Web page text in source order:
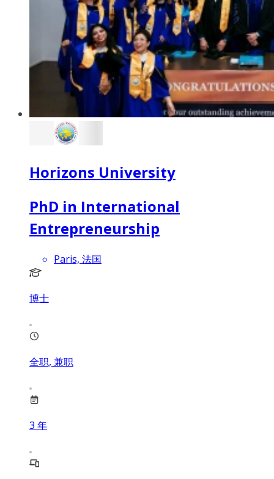
Horizons University
PhD in International
Entrepreneurship
Paris, 法国
博士
全职, 兼职
3 年